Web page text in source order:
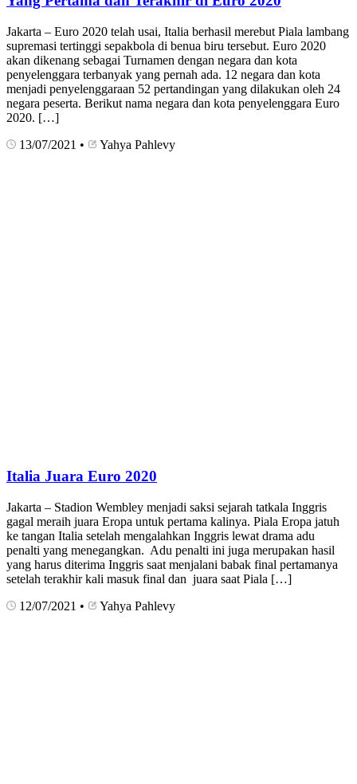
Jakarta – Euro 2020 telah usai, Italia berhasil merebut Piala lambang
supremasi tertinggi sepakbola di benua biru tersebut. Euro 2020
akan dikenang sebagai Turnamen dengan negara dan kota
penyelenggara terbanyak yang pernah ada. 12 negara dan kota
menjadi penyelenggaraan 52 pertandingan yang dilakukan oleh 24
negara peserta. Berikut nama negara dan kota penyelenggara Euro
2020. […]
13/07/2021 • Yahya Pahlevy
Italia Juara Euro 2020
Jakarta – Stadion Wembley menjadi saksi sejarah tatkala Inggris
gagal meraih juara Eropa untuk pertama kalinya. Piala Eropa jatuh
ke tangan Italia setelah mengalahkan Inggris lewat drama adu
penalti yang menegangkan. Adu penalti ini juga merupakan hasil
yang harus diterima Inggris saat menjalani babak final pertamanya
setelah terakhir kali masuk final dan juara saat Piala […]
12/07/2021 • Yahya Pahlevy